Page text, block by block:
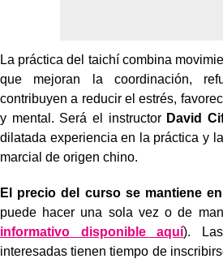
La práctica del taichí combina
que mejoran la coordinación,
contribuyen a reducir el estrés,
y mental. Será el instructor David
dilatada experiencia en la práctica y
marcial de origen chino.
El precio del curso se mantiene
puede hacer una sola vez o de
informativo disponible aquí).
interesadas tienen tiempo de